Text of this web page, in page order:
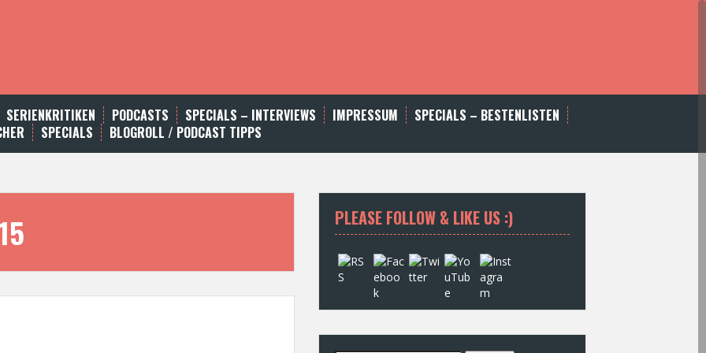
SERIENKRITIKEN PODCASTS SPECIALS – INTERVIEWS IMPRESSUM
SPECIALS – BESTENLISTEN
SPECIALS BLOGROLL / PODCAST TIPPS
PLEASE FOLLOW & LIKE US :)